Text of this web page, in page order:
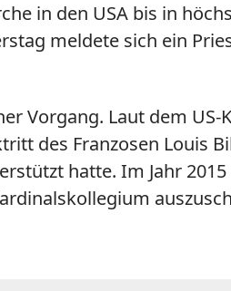
in den USA bis in
meldete sich ein
Vorgang. Laut dem
des Franzosen Louis
hatte. Im Jahr